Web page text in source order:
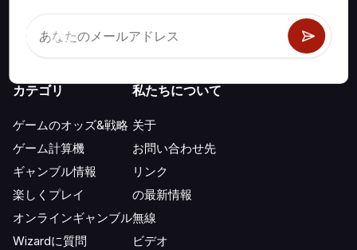
カテゴリ
ゲームのオッズ&戦略
ゲーム計算機
ギャンブル情報
楽しくプレイ
オンラインギャンブル
Wizardに質問
私たちについて
关于
お問い合わせ先
リンク
の最新情報
無線
ビデオ